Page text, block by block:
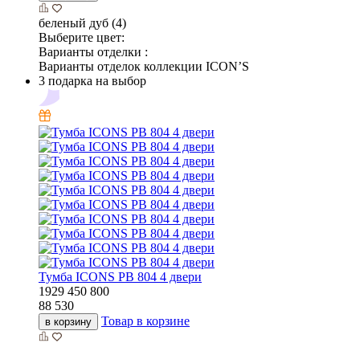
беленый дуб (4)
Выберите цвет:
Варианты отделки :
Варианты отделок коллекции ICON’S
3 подарка на выбор
Тумба ICONS РВ 804 4 двери
1929 450 800
88 530
в корзину Товар в корзине